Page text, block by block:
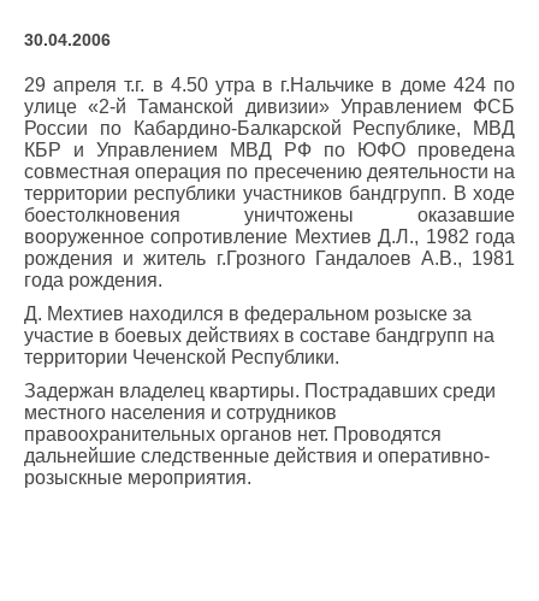
30.04.2006
29 апреля т.г. в 4.50 утра в г.Нальчике в доме 424 по
улице «2-й Таманской дивизии» Управлением ФСБ
России по Кабардино-Балкарской Республике, МВД
КБР и Управлением МВД РФ по ЮФО проведена
совместная операция по пресечению деятельности на
территории республики участников бандгрупп. В ходе
боестолкновения уничтожены оказавшие
вооруженное сопротивление Мехтиев Д.Л., 1982 года
рождения и житель г.Грозного Гандалоев А.В., 1981
года рождения.
Д. Мехтиев находился в федеральном розыске за
участие в боевых действиях в составе бандгрупп на
территории Чеченской Республики.
Задержан владелец квартиры. Пострадавших среди
местного населения и сотрудников
правоохранительных органов нет. Проводятся
дальнейшие следственные действия и оперативно-
розыскные мероприятия.